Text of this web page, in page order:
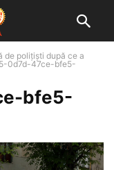
de polițiști după ce a
0d7d-47ce-bfe5-
bfe5-